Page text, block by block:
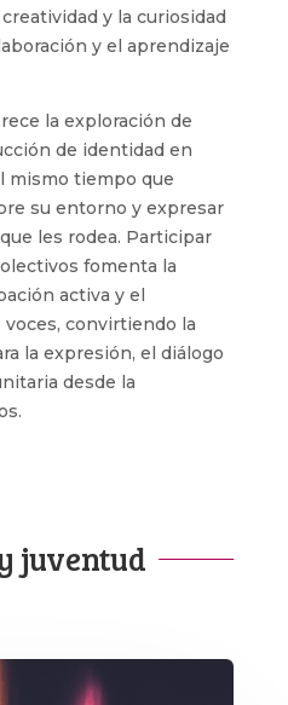
y la curiosidad
y el aprendizaje
la exploración de
de identidad en
mismo tiempo que
su entorno y expresar
les rodea. Participar
fomenta la
activa y el
convirtiendo la
la expresión, el diálogo
desde la
juventud